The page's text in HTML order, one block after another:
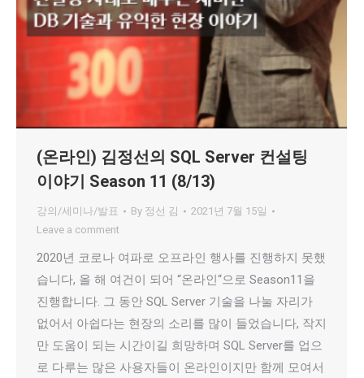
(온라인) 김정선의 SQL Server 컨설팅
이야기 Season 11 (8/13)
강의/세미나/발표 By 정선 김
2021년 7월 15일
Leave a comment
2020년 코로나 여파로 오프라인 행사를 진행하지 못했
습니다, 올 해 여건이 되어 “온라인“으로 Season11을
진행합니다. 그 동안 SQL Server 기술을 나눌 자리가
없어서 아쉽다는 현장의 소리를 많이 들었습니다, 작지
만 도움이 되는 시간이길 희망하며 SQL Server를 업으
로 다루는 많은 사용자들이 온라인이지만 함께 모여서